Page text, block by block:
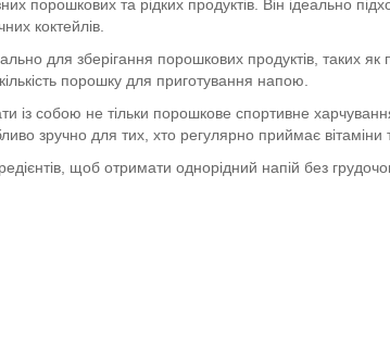
порошкових та рідких продуктів. Він ідеально
коктейлів.
для зберігання порошкових продуктів, таких як
порошку для приготування напою.
собою не тільки порошкове спортивне
зручно для тих, хто регулярно приймає вітаміни
щоб отримати однорідний напій без